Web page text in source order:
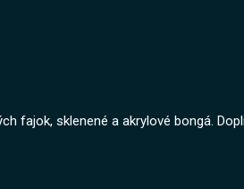
fajok, sklenené a akrylové bongá.